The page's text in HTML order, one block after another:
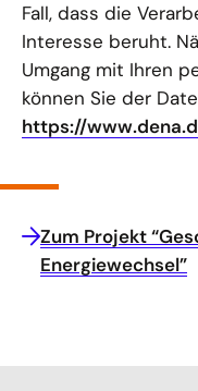
Fall, dass die
Interesse beruht.
Umgang mit Ihren
können Sie der
https://
Zum Projekt
Energiewechsel”